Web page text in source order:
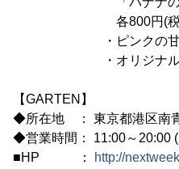
各800円(税
・ピンクの甘酒「
・オリジナルカッ
【GARTEN】
◆所在地 ： 東京都港区南
◆営業時間： 11:00～20:00
■HP ：
http://